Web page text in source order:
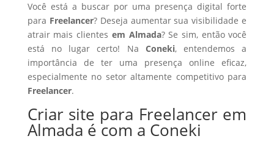
Você está a buscar por uma presença digital forte
para Freelancer? Deseja aumentar sua visibilidade e
atrair mais clientes em Almada? Se sim, então você
está no lugar certo! Na Coneki, entendemos a
importância de ter uma presença online eficaz,
especialmente no setor altamente competitivo para
Freelancer.
Criar site para Freelancer em
Almada é com a Coneki